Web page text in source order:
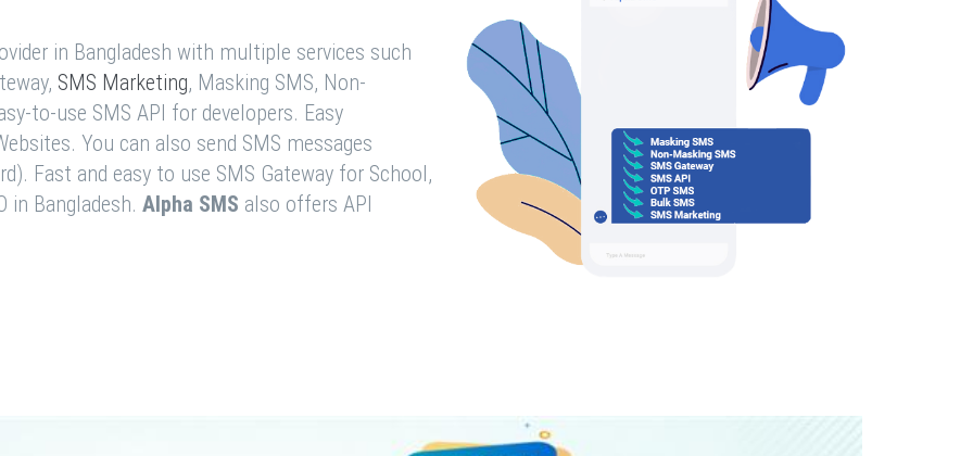
in Bangladesh with multiple services such
SMS Marketing, Masking SMS, Non-
to-use SMS API for developers. Easy
You can also send SMS messages
Fast and easy to use SMS Gateway for School,
in Bangladesh. Alpha SMS also offers API